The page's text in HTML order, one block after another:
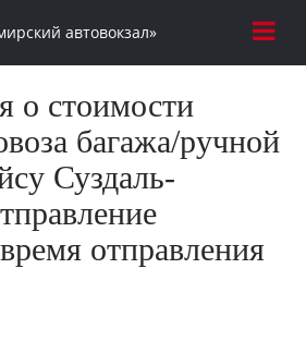
автовокзал»
о стоимости
багажа/ручной
Суздаль-
отправления